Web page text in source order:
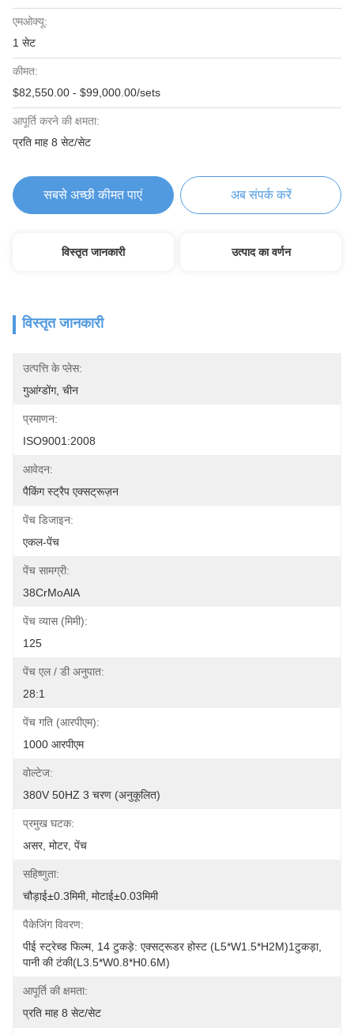
एमओक्यू:
1 सेट
कीमत:
$82,550.00 - $99,000.00/sets
आपूर्ति करने की क्षमता:
प्रति माह 8 सेट/सेट
सबसे अच्छी कीमत पाएं अब संपर्क करें
विस्तृत जानकारी उत्पाद का वर्णन
विस्तृत जानकारी
उत्पत्ति के प्लेस:
गुआंग्डोंग, चीन
प्रमाणन:
ISO9001:2008
आवेदन:
पैकिंग स्ट्रैप एक्सट्रूज़न
पेंच डिजाइन:
एकल-पेंच
पेंच सामग्री:
38CrMoAlA
पेंच व्यास (मिमी):
125
पेंच एल / डी अनुपात:
28:1
पेंच गति (आरपीएम):
1000 आरपीएम
वोल्टेज:
380V 50HZ 3 चरण (अनुकूलित)
प्रमुख घटक:
असर, मोटर, पेंच
सहिष्णुता:
चौड़ाई±0.3मिमी, मोटाई±0.03मिमी
पैकेजिंग विवरण:
पीई स्ट्रेच्ड फिल्म, 14 टुकड़े: एक्सट्रूडर होस्ट (L5*W1.5*H2M)1टुकड़ा,
पानी की टंकी(L3.5*W0.8*H0.6M)
आपूर्ति की क्षमता:
प्रति माह 8 सेट/सेट